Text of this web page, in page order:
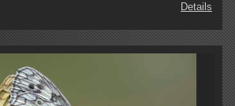
Details